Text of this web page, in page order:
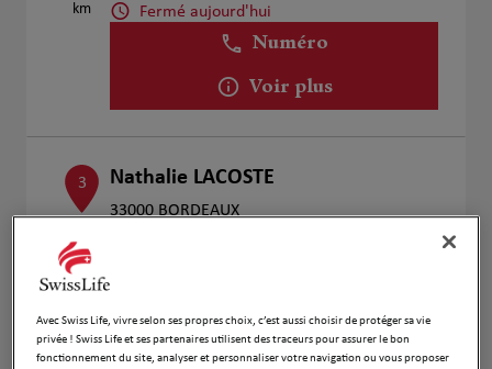
km
Fermé aujourd'hui
Numéro
Voir plus
3
km
Nathalie LACOSTE
33000 BORDEAUX
Avec Swiss Life, vivre selon ses propres choix, c’est aussi choisir de protéger sa vie
privée ! Swiss Life et ses partenaires utilisent des traceurs pour assurer le bon
fonctionnement du site, analyser et personnaliser votre navigation ou vous proposer